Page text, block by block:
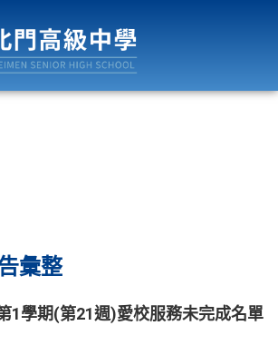
彙整
1學期(第21週)愛校服務未完成名單